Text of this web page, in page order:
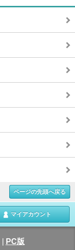
ページの先頭へ戻る
マイアカウント
PC版